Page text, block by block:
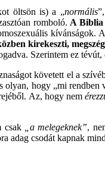
öltsön is) a „normális
romboló. A Biblia
kirekeszti,
Szerintem ez
követett el a
olyan, hogy „mi rendben
Az, hogy nem
csak „a melegeknek”,
adag csodát kapnak